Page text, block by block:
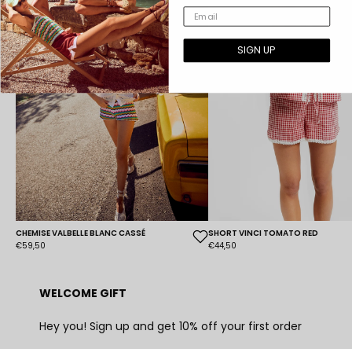
CHEMISE VALBELLE BLANC CASSÉ
€59,50
SHORT VINCI TOMATO RED
€44,50
WELCOME GIFT
Hey you! Sign up and get 10% off your first order
SIGN UP